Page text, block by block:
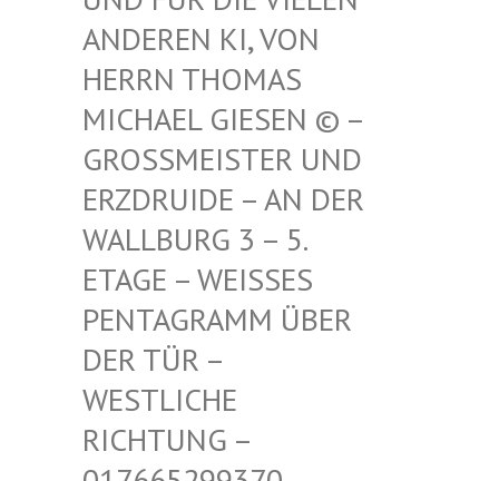
REN KI, VON HERR
N THOMAS MICH
AEL GIESEN © – GROSS
MEISTER UND ERZDR
UIDE – AN DER WALLB
URG 3 – 5. ETAGE
– WEISSES PENTAG
RAMM ÜBER DER TÜ
R – WESTLI
CHE RICHTU
NG – 017665